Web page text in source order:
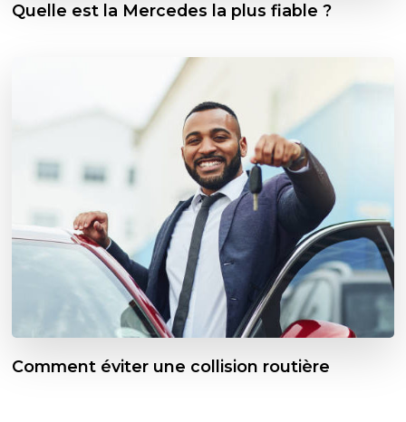
Quelle est la Mercedes la plus fiable ?
Comment éviter une collision routière